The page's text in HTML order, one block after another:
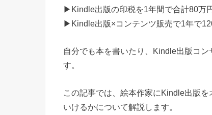
▶︎Kindle出版の印税を1年間で合計80万
▶︎Kindle出版×コンテンツ販売で1年で
自分でも本を書いたり、Kindle出版コ
す。
この記事では、絵本作家に Kindle出版を
いけるかについて解説します。